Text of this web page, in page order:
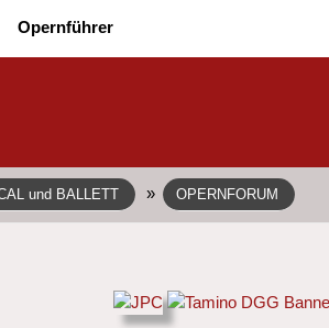
Opernführer
und BALLETT » OPERNFORUM